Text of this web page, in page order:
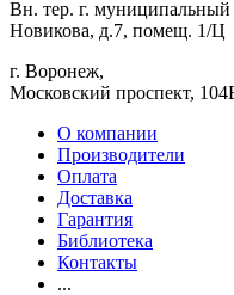
Вн. тер. г.
Новикова, д.7, помещ. 1/Ц
г. Воронеж,
​Московский проспект,
О компании
Производители
Оплата
Доставка
Гарантия
Библиотека
Контакты
...